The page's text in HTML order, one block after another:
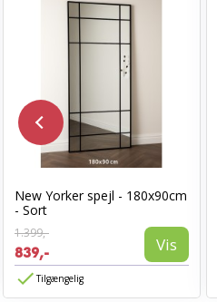
New Yorker spejl - 180x90cm
- Sort
1.399,-
839,- Vis
Tilgængelig